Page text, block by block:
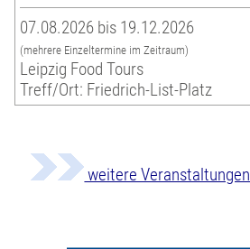
07.08.2026 bis 19.12.2026
(mehrere Einzeltermine im Zeitraum)
Leipzig Food Tours
Treff/Ort: Friedrich-List-Platz
weitere Veranstaltungen